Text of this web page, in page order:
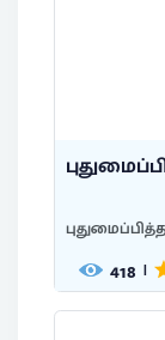
418 |